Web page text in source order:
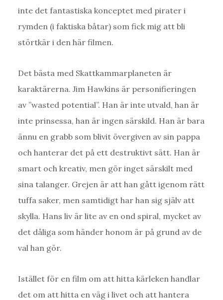
inte det fantastiska konceptet med pirater i
rymden (i faktiska båtar) som fick mig att bli
störtkär i den här filmen.
Det bästa med Skattkammarplaneten är
karaktärerna. Jim Hawkins är personifieringen
av ”wasted potential”. Han är inte utvald, han är
inte prinsessa, han är ingen särskild. Han är bara
ännu en grabb som blivit övergiven av sin pappa
och hanterar det på ett destruktivt sätt. Han är
smart och kreativ, men gör inget särskilt med
sina talanger. Grejen är att han gått igenom rätt
tuffa saker, men samtidigt har han sig själv att
skylla. Hans liv är lite av en ond spiral, mycket av
det dåliga som händer honom är på grund av de
val han gör.
Istället för en film om att hitta kärleken handlar
det om att hitta en väg i livet och att hantera